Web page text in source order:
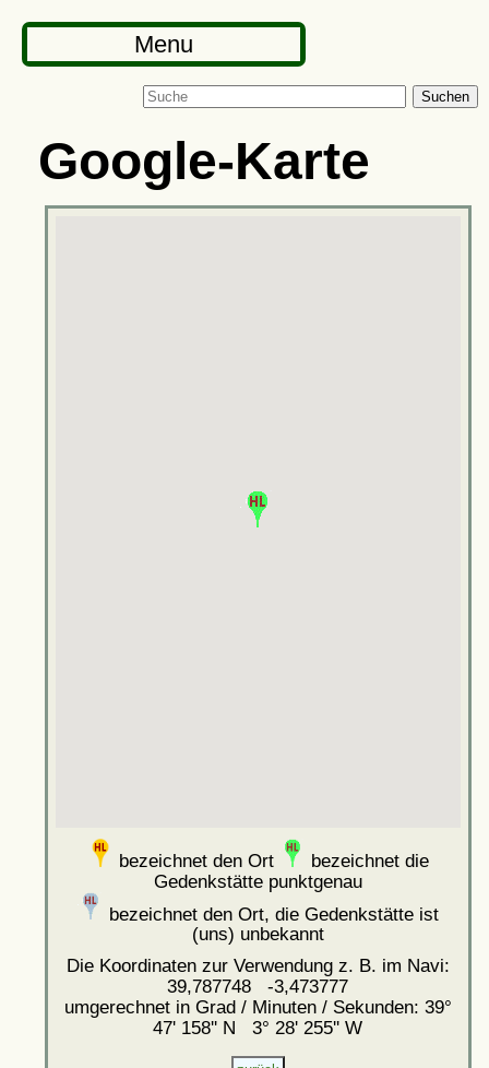
Menu
Suchen
Google-Karte
bezeichnet den Ort
bezeichnet die
Gedenkstätte punktgenau
bezeichnet den Ort, die Gedenkstätte ist
(uns) unbekannt
Die Koordinaten zur Verwendung z. B. im Navi:
39,787748 -3,473777
umgerechnet in Grad / Minuten / Sekunden: 39°
47' 158'' N 3° 28' 255'' W